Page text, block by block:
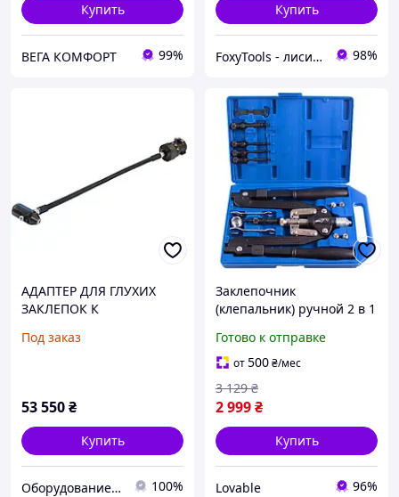
Купить
ВЕГА КОМФОРТ 99%
Купить
FoxyTools - лисичка без інструменту не лишить! 98%
АДАПТЕР ДЛЯ ГЛУХИХ
ЗАКЛЕПОК К
Под заказ
53 550₴
Купить
Оборудование для сварки и рихтовки GYS 100%
Заклепочник
(клепальник) ручной 2 в 1
M10 и вытяжных
заклепок в кейсе
Готово к отправке
от500₴/мес
2 999₴
3 129 ₴
Купить
Lovable 96%